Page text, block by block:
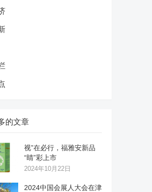
的文章
视”在必行，福雅安新品
“睛”彩上市
2024年10月22日
2024中国会展人大会在津